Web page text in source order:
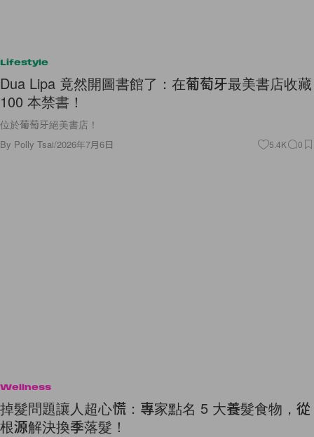
Lifestyle
Dua Lipa 竟然開圖書館了：在葡萄牙最美書店收藏
100 本禁書！
位於葡萄牙絕美書店！
By Polly Tsai/2026年7月6日 5.4K 0
Wellness
掉髮問題讓人超心慌：專家點名 5 大養髮食物，從
根源解決換季落髮！